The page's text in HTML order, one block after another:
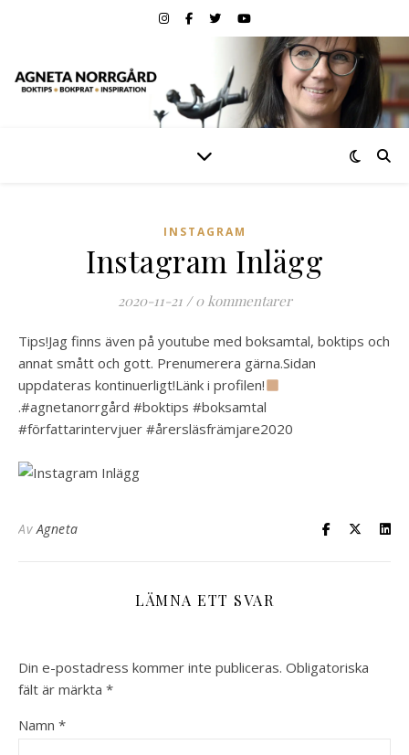
INSTAGRAM
Instagram Inlägg
2020-11-21 / 0 kommentarer
Tips!Jag finns även på youtube med boksamtal, boktips och
annat smått och gott. Prenumerera gärna.Sidan
uppdateras kontinuerligt!Länk i profilen!
.#agnetanorrgård #boktips #boksamtal
#författarintervjuer #årersläsfrämjare2020
AvAgneta
LÄMNA ETT SVAR
Din e-postadress kommer inte publiceras. Obligatoriska
fält är märkta *
Namn *